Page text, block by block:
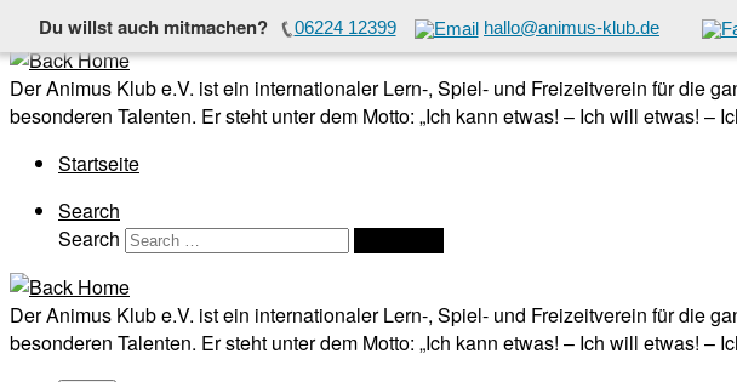
Du willst auch mitmachen? 06224 12399 hallo@animus-klub.de
Skip to content
Der Animus Klub e.V. ist ein internationaler Lern-, Spiel- und Freizeitverein für die
besonderen Talenten. Er steht unter dem Motto: „Ich kann etwas! – Ich will etwas! –
Startseite
Search
Search
Der Animus Klub e.V. ist ein internationaler Lern-, Spiel- und Freizeitverein für die
besonderen Talenten. Er steht unter dem Motto: „Ich kann etwas! – Ich will etwas! –